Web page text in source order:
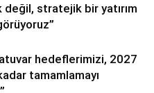
stratejik bir yatırım
hedeflerimizi, 2027
tamamlamayı